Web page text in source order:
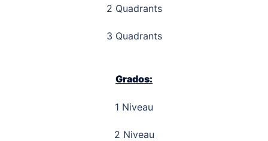
2 Quadrants
3 Quadrants
Grados:
1 Niveau
2 Niveau